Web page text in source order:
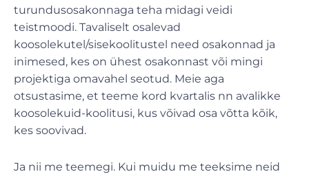
turundusosakonnaga teha midagi veidi
teistmoodi. Tavaliselt osalevad
koosolekutel/sisekoolitustel need osakonnad ja
inimesed, kes on ühest osakonnast või mingi
projektiga omavahel seotud. Meie aga
otsustasime, et teeme kord kvartalis nn avalikke
koosolekuid-koolitusi, kus võivad osa võtta kõik,
kes soovivad.
Ja nii me teemegi. Kui muidu me teeksime neid